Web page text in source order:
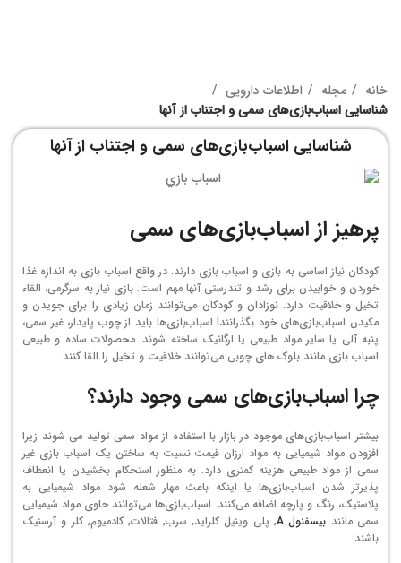
خانه مجله
اطلاعات دارویی
شناسایی اسباب‌بازی‌های سمی و اجتناب از آنها
شناسایی اسباب‌بازی‌های سمی و اجتناب از آنها
پرهیز از اسباب‌بازی‌های سمی
کودکان نیاز اساسی به بازی و اسباب بازی دارند. در واقع اسباب بازی به اندازه غذا
خوردن و خوابیدن برای رشد و تندرستی آنها مهم است. بازی نیاز به سرگرمی، القاء
تخیل و خلاقیت دارد. نوزادان و کودکان می‌توانند زمان زیادی را برای جویدن و
مکیدن اسباب‌بازی‌های خود بگذرانند! اسباب‌بازی‌ها باید از چوب پایدار، غیر سمی،
پنبه آلی یا سایر مواد طبیعی یا ارگانیک ساخته شوند. محصولات ساده و طبیعی
اسباب بازی مانند بلوک های چوبی می‌توانند خلاقیت و تخیل را القا کنند.
چرا اسباب‌بازی‌های سمی وجود دارند؟
بیشتر اسباب‌بازی‌های موجود در بازار با استفاده از مواد سمی تولید می شوند زیرا
افزودن مواد شیمیایی به مواد ارزان قیمت نسبت به ساختن یک اسباب بازی غیر
سمی از مواد طبیعی هزینه کمتری دارد. به منظور استحکام بخشیدن یا انعطاف
پذیرتر شدن اسباب‌بازی‌ها یا اینکه باعث مهار شعله شود مواد شیمیایی به
پلاستیک، رنگ و پارچه اضافه می‌کنند. اسباب‌بازی‌ها می‌توانند حاوی مواد شیمیایی
سمی مانند بیسفنول A
, پلی وینیل کلراید, سرب, فتالات, کادمیوم, کلر و آرسنیک
باشند.